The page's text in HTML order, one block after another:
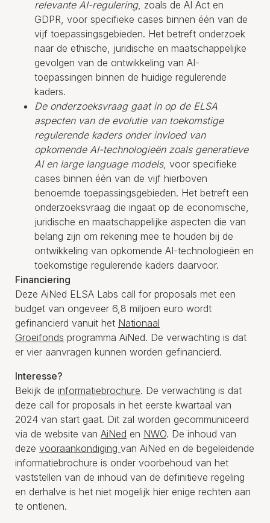
relevante AI-regulering, zoals de AI Act en
GDPR, voor specifieke cases binnen één van de
vijf toepassingsgebieden. Het betreft onderzoek
naar de ethische, juridische en maatschappelijke
gevolgen van de ontwikkeling van AI-
toepassingen binnen de huidige regulerende
kaders.
De onderzoeksvraag gaat in op de ELSA
aspecten van de evolutie van toekomstige
regulerende kaders onder invloed van
opkomende AI-technologieën zoals generatieve
AI en large language models, voor specifieke
cases binnen één van de vijf hierboven
benoemde toepassingsgebieden. Het betreft een
onderzoeksvraag die ingaat op de economische,
juridische en maatschappelijke aspecten die van
belang zijn om rekening mee te houden bij de
ontwikkeling van opkomende AI-technologieën en
toekomstige regulerende kaders daarvoor.
Financiering
Deze AiNed ELSA Labs call for proposals met een
budget van ongeveer 6,8 miljoen euro wordt
gefinancierd vanuit het Nationaal
Groeifonds programma AiNed. De verwachting is dat
er vier aanvragen kunnen worden gefinancierd.
Interesse?
Bekijk de informatiebrochure. De verwachting is dat
deze call for proposals in het eerste kwartaal van
2024 van start gaat. Dit zal worden gecommuniceerd
via de website van AiNed en NWO. De inhoud van
deze vooraankondiging van AiNed en de begeleidende
informatiebrochure is onder voorbehoud van het
vaststellen van de inhoud van de definitieve regeling
en derhalve is het niet mogelijk hier enige rechten aan
te ontlenen.